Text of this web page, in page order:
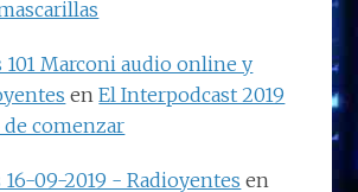
101 Marconi audio online y
enEl Interpodcast 2019
de comenzar
09-2019 - Radioyentes en